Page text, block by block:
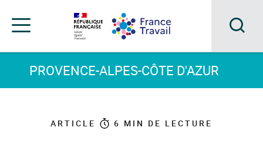
menu
contenu
pied
page
la
Menu
PROVENCE-ALPES-CÔTE D'AZUR
ARTICLE 6 MIN DE LECTURE